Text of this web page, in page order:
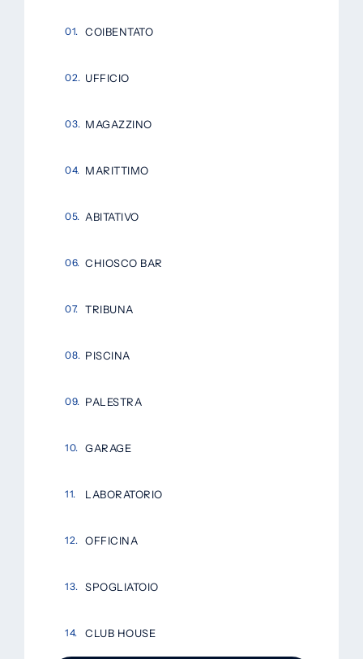
COIBENTATO
UFFICIO
MAGAZZINO
MARITTIMO
ABITATIVO
CHIOSCO BAR
TRIBUNA
PISCINA
PALESTRA
GARAGE
LABORATORIO
OFFICINA
SPOGLIATOIO
CLUB HOUSE